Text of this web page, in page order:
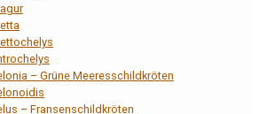
– Grüne Meeresschildkröten
– Fransenschildkröten